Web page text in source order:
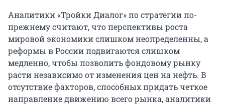
Аналитики «Тройки Диалог» по стратегии по-
прежнему считают, что перспективы роста
мировой экономики слишком неопределенны, а
реформы в России подвигаются слишком
медленно, чтобы позволить фондовому рынку
расти независимо от изменения цен на нефть. В
отсутствие факторов, способных придать четкое
направление движению всего рынка, аналитики